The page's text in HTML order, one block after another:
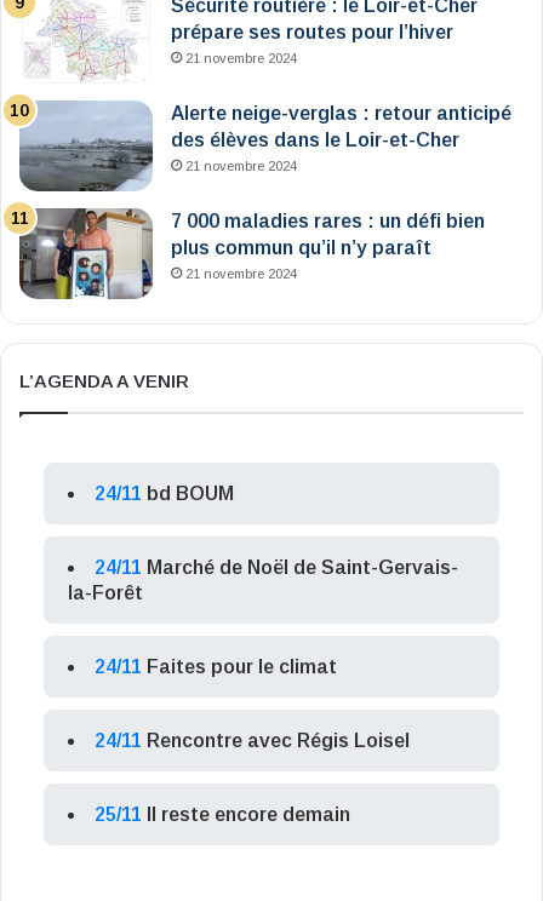
Sécurité routière : le Loir-et-Cher
prépare ses routes pour l’hiver
21 novembre 2024
Alerte neige-verglas : retour anticipé
des élèves dans le Loir-et-Cher
21 novembre 2024
7 000 maladies rares : un défi bien
plus commun qu’il n’y paraît
21 novembre 2024
L’AGENDA A VENIR
24/11 bd BOUM
24/11 Marché de Noël de Saint-Gervais-
la-Forêt
24/11 Faites pour le climat
24/11 Rencontre avec Régis Loisel
25/11 Il reste encore demain